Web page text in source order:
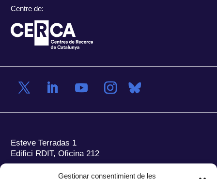
Gestionar consentimient de les
Centre de:
Esteve Terradas 1
Edifici RDIT, Oficina 212
Parc Mediterrani de la Tecnologia (PMT)